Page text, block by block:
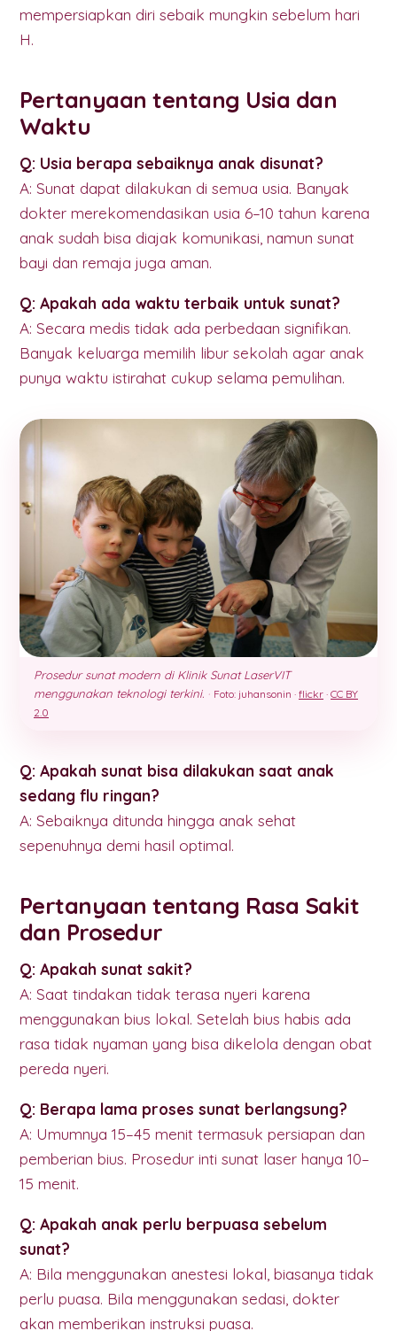
mempersiapkan diri sebaik mungkin sebelum hari
H.
Pertanyaan tentang Usia dan
Waktu
Q: Usia berapa sebaiknya anak disunat?
A: Sunat dapat dilakukan di semua usia. Banyak
dokter merekomendasikan usia 6–10 tahun karena
anak sudah bisa diajak komunikasi, namun sunat
bayi dan remaja juga aman.
Q: Apakah ada waktu terbaik untuk sunat?
A: Secara medis tidak ada perbedaan signifikan.
Banyak keluarga memilih libur sekolah agar anak
punya waktu istirahat cukup selama pemulihan.
Prosedur sunat modern di Klinik Sunat LaserVIT
menggunakan teknologi terkini. · Foto: juhansonin · flickr · CC BY
2.0
Q: Apakah sunat bisa dilakukan saat anak
sedang flu ringan?
A: Sebaiknya ditunda hingga anak sehat
sepenuhnya demi hasil optimal.
Pertanyaan tentang Rasa Sakit
dan Prosedur
Q: Apakah sunat sakit?
A: Saat tindakan tidak terasa nyeri karena
menggunakan bius lokal. Setelah bius habis ada
rasa tidak nyaman yang bisa dikelola dengan obat
pereda nyeri.
Q: Berapa lama proses sunat berlangsung?
A: Umumnya 15–45 menit termasuk persiapan dan
pemberian bius. Prosedur inti sunat laser hanya 10–
15 menit.
Q: Apakah anak perlu berpuasa sebelum
sunat?
A: Bila menggunakan anestesi lokal, biasanya tidak
perlu puasa. Bila menggunakan sedasi, dokter
akan memberikan instruksi puasa.